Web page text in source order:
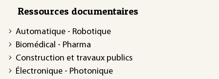
Ressources documentaires
Automatique - Robotique
Biomédical - Pharma
Construction et travaux publics
Électronique - Photonique